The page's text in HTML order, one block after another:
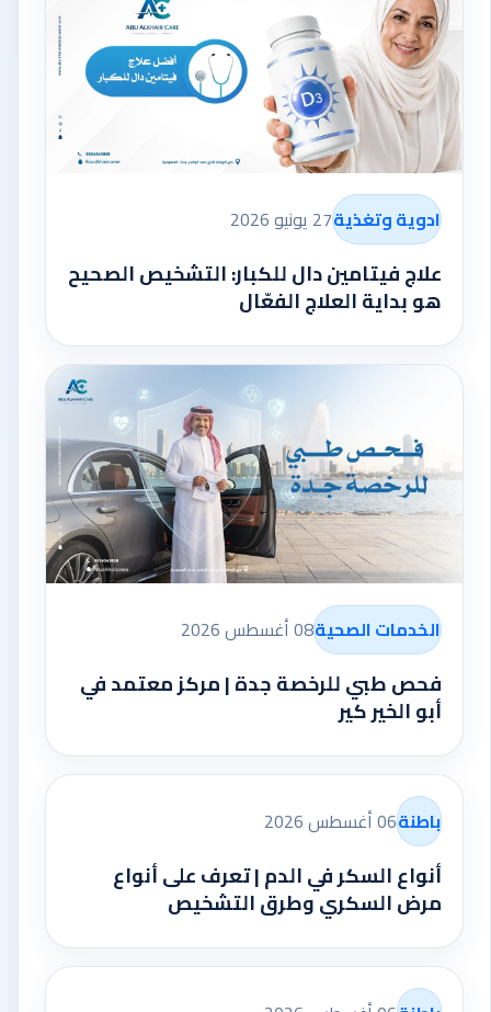
ادوية وتغذية27 يونيو 2026
علاج فيتامين دال للكبار: التشخيص الصحيح
هو بداية العلاج الفعّال
الخدمات الصحية08 أغسطس 2026
فحص طبي للرخصة جدة | مركز معتمد في
أبو الخير كير
باطنة06 أغسطس 2026
أنواع السكر في الدم | تعرف على أنواع
مرض السكري وطرق التشخيص